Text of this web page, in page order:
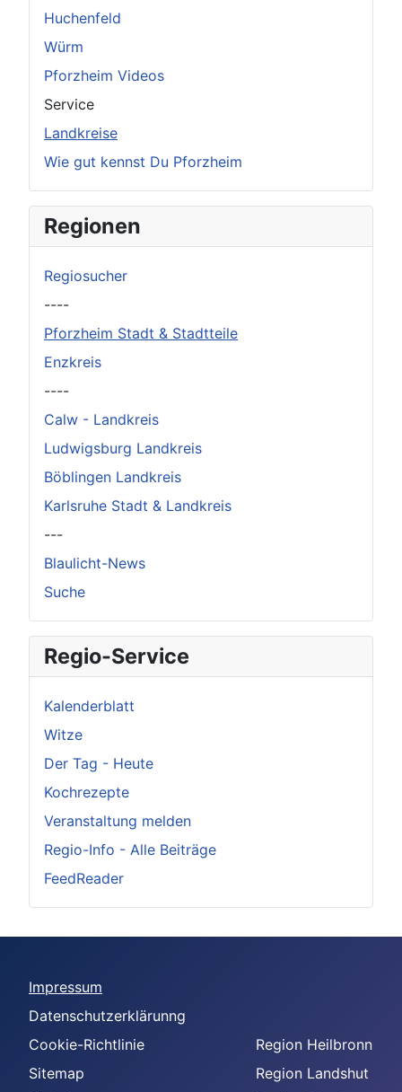
Huchenfeld
Würm
Pforzheim Videos
Service
Landkreise
Wie gut kennst Du Pforzheim
Regionen
Regiosucher
----
Pforzheim Stadt & Stadtteile
Enzkreis
----
Calw - Landkreis
Ludwigsburg Landkreis
Böblingen Landkreis
Karlsruhe Stadt & Landkreis
---
Blaulicht-News
Suche
Regio-Service
Kalenderblatt
Witze
Der Tag - Heute
Kochrezepte
Veranstaltung melden
Regio-Info - Alle Beiträge
FeedReader
Impressum
Datenschutzerklärunng
Cookie-Richtlinie
Sitemap
Region Heilbronn
Region Landshut